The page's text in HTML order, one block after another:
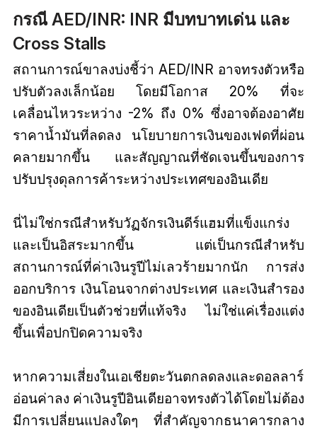
กรณี AED/INR: INR มีบทบาทเด่น และ
Cross Stalls
สถานการณ์ขาลงบ่งชี้ว่า AED/INR อาจทรงตัวหรือ
ปรับตัวลงเล็กน้อย โดยมีโอกาส 20% ที่จะ
เคลื่อนไหวระหว่าง -2% ถึง 0% ซึ่งอาจต้องอาศัย
ราคาน้ำมันที่ลดลง นโยบายการเงินของเฟดที่ผ่อน
คลายมากขึ้น และสัญญาณที่ชัดเจนขึ้นของการ
ปรับปรุงดุลการค้าระหว่างประเทศของอินเดีย
นี่ไม่ใช่กรณีสำหรับวัฏจักรเงินดีร์แฮมที่แข็งแกร่ง
และเป็นอิสระมากขึ้น แต่เป็นกรณีสำหรับ
สถานการณ์ที่ค่าเงินรูปีไม่เลวร้ายมากนัก การส่ง
ออกบริการ เงินโอนจากต่างประเทศ และเงินสำรอง
ของอินเดียเป็นตัวช่วยที่แท้จริง ไม่ใช่แค่เรื่องแต่ง
ขึ้นเพื่อปกปิดความจริง
หากความเสี่ยงในเอเชียตะวันตกลดลงและดอลลาร์
อ่อนค่าลง ค่าเงินรูปีอินเดียอาจทรงตัวได้โดยไม่ต้อง
มีการเปลี่ยนแปลงใดๆ ที่สำคัญจากธนาคารกลาง